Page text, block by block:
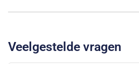
Veelgestelde vragen